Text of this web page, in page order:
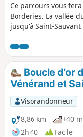
Ce parcours vous
Borderies. La vallée
jusqu'à Saint-
ou monuments
ressentirez le côté
exploitations se
d'un vallon. La nature
reste de la région.
Boucle d'or
Vénérand et
Visorandonneur
8,86 km
+40 m
2h 40
Facile